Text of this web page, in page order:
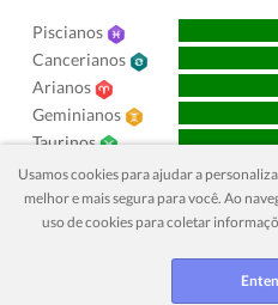
Quiron
Lilith
Nodo Norte
Aspectos ativos
Piscianos
Cancerianos
Arianos
Geminianos
Taurinos
Leoninos
Aquarianos
Virginianos
Usamos cookies para ajudar a
melhor e mais segura para você. Ao
uso de cookies para coletar